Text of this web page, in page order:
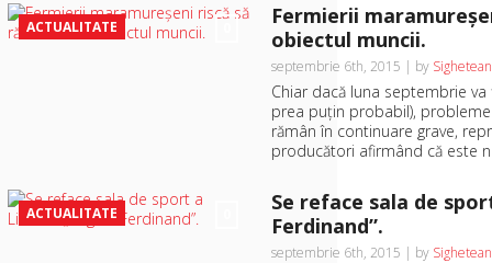
ACTUALITATE
Fermierii
obiectul muncii.
septembrie 6th, 2015 | by
Chiar dacă luna septembrie
prea puţin probabil),
rămân în continuare grave,
producători afirmând că este
ACTUALITATE
Se reface sala de
Ferdinand”.
septembrie 6th, 2015 | by